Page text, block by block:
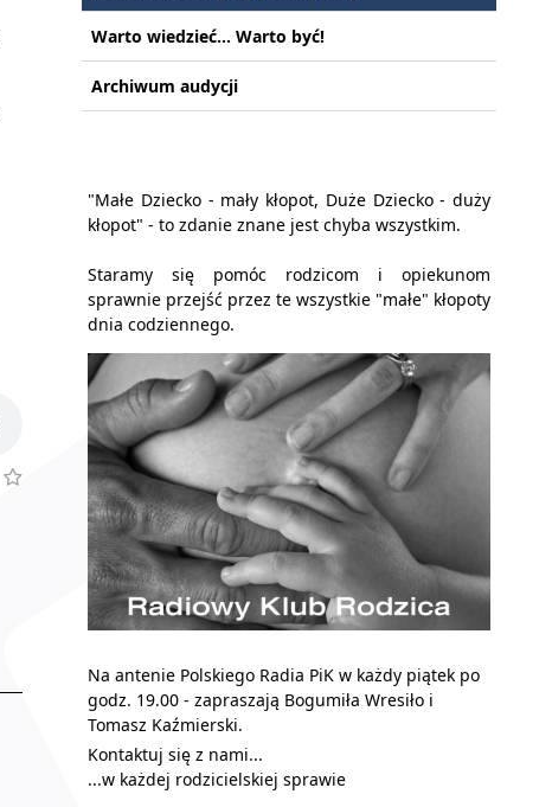
Warto wiedzieć... Warto być!
Archiwum audycji
"Małe Dziecko - mały kłopot, Duże Dziecko - duży
kłopot" - to zdanie znane jest chyba wszystkim.
Staramy się pomóc rodzicom i opiekunom
sprawnie przejść przez te wszystkie "małe" kłopoty
dnia codziennego.
Na antenie Polskiego Radia PiK w każdy piątek po
godz. 19.00 - zapraszają Bogumiła Wresiło i
Tomasz Kaźmierski.
Kontaktuj się z nami...
...w każdej rodzicielskiej sprawie